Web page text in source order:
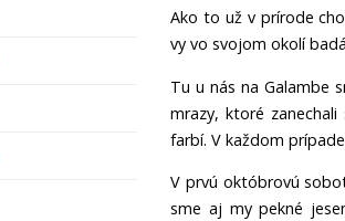
Ako to už v prírode
vy vo svojom okolí
Tu u nás na Galambe
mrazy, ktoré
farbí. V každom
V prvú októbrovú
sme aj my pekné